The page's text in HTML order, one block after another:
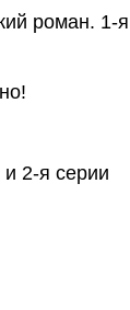
роман. 1-
2-я серии